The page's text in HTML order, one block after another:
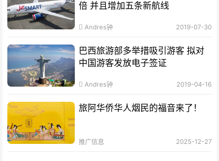
倍 并且增加五条新航线
Andres钟 2019-07-30
巴西旅游部多举措吸引游客 拟对
中国游客发放电子签证
Andres钟 2019-04-16
旅阿华侨华人烟民的福音来了！
推广信息 2025-12-27